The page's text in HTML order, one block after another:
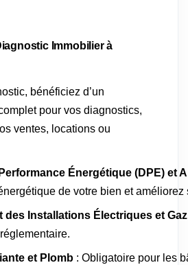
Immobilier à
bénéficiez d’un
pour vos diagnostics,
ventes, locations ou
Énergétique (DPE) et
de votre bien et améliorez
des Installations Électriques et Gaz
et Plomb : Obligatoire pour les